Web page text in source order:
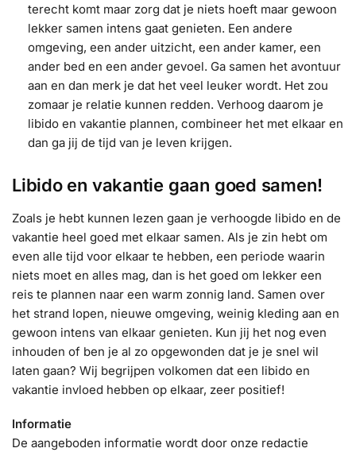
terecht komt maar zorg dat je niets hoeft maar gewoon
lekker samen intens gaat genieten. Een andere
omgeving, een ander uitzicht, een ander kamer, een
ander bed en een ander gevoel. Ga samen het avontuur
aan en dan merk je dat het veel leuker wordt. Het zou
zomaar je relatie kunnen redden. Verhoog daarom je
libido en vakantie plannen, combineer het met elkaar en
dan ga jij de tijd van je leven krijgen.
Libido en vakantie gaan goed samen!
Zoals je hebt kunnen lezen gaan je verhoogde libido en de
vakantie heel goed met elkaar samen. Als je zin hebt om
even alle tijd voor elkaar te hebben, een periode waarin
niets moet en alles mag, dan is het goed om lekker een
reis te plannen naar een warm zonnig land. Samen over
het strand lopen, nieuwe omgeving, weinig kleding aan en
gewoon intens van elkaar genieten. Kun jij het nog even
inhouden of ben je al zo opgewonden dat je je snel wil
laten gaan? Wij begrijpen volkomen dat een libido en
vakantie invloed hebben op elkaar, zeer positief!
Informatie
De aangeboden informatie wordt door onze redactie